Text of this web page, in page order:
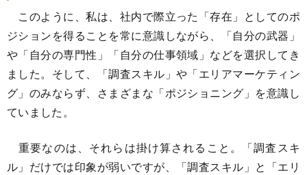
このように、私は、社内で際立った「存在」としてのポ
ジションを得ることを常に意識しながら、「自分の武器」
や「自分の専門性」「自分の仕事領域」などを選択してき
ました。そして、「調査スキル」や「エリアマーケティン
グ」のみならず、さまざまな「ポジショニング」を意識し
ていました。
重要なのは、それらは掛け算されること。「調査スキ
ル」だけでは印象が弱いですが、「調査スキル」と「エリ